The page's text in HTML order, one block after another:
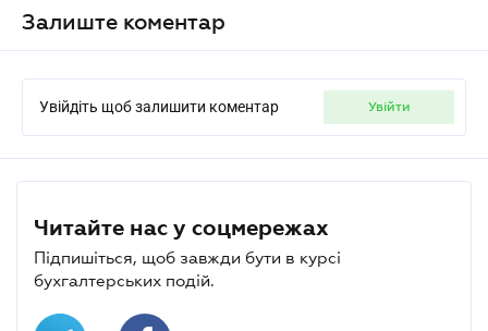
Залиште коментар
Увійдіть щоб залишити коментар увійти
Читайте нас у соцмережах
Підпишіться, щоб завжди бути в курсі
бухгалтерських подій.